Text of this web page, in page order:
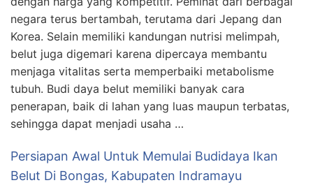
negara terus bertambah, terutama dari Jepang dan
Korea. Selain memiliki kandungan nutrisi melimpah,
belut juga digemari karena dipercaya membantu
menjaga vitalitas serta memperbaiki metabolisme
tubuh. Budi daya belut memiliki banyak cara
penerapan, baik di lahan yang luas maupun terbatas,
sehingga dapat menjadi usaha …
Persiapan Awal Untuk Memulai Budidaya Ikan
Belut Di Bongas, Kabupaten Indramayu